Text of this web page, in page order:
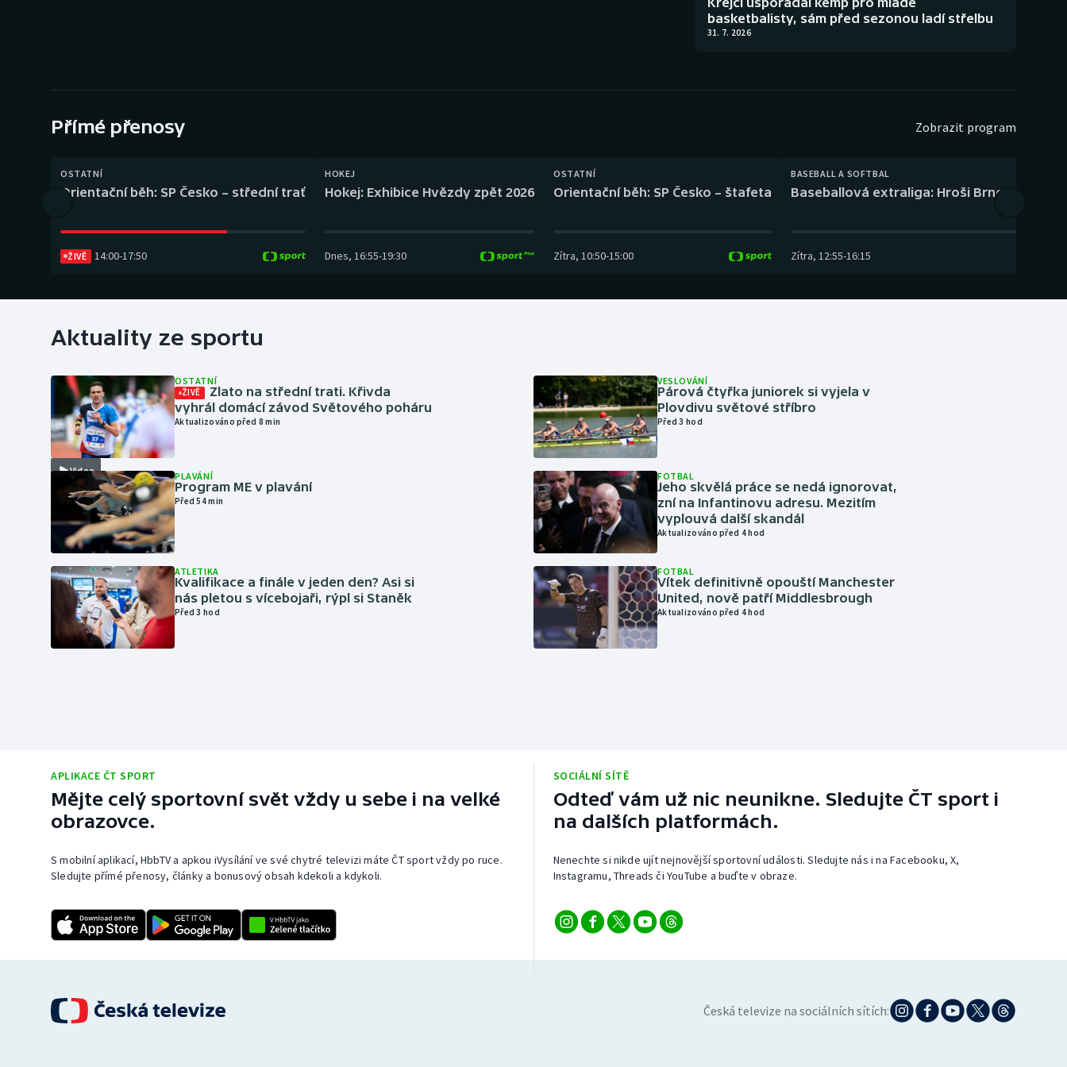
Gymnastika Plážový volejbal
basketbalisty, sám před sezonou ladí střelbu
31. 7. 2026
Přímé přenosy Zobrazit program
OSTATNÍ
Orientační běh: SP Česko – střední trať
ŽIVĚ 14:00-17:50
HOKEJ
Hokej: Exhibice Hvězdy zpět 2026
Dnes, 16:55-19:30
OSTATNÍ
Orientační běh: SP Česko – štafeta
Zítra, 10:50-15:00
BASEBALL A SOFTBAL
Baseballová extraliga: Hroši Brno – Eagles
Zítra, 12:55-16:15
Aktuality ze sportu
Video
OSTATNÍ
ŽIVĚ
Zlato na střední trati. Křivda
vyhrál domácí závod Světového poháru
Aktualizováno před 8 min
PLAVÁNÍ
Program ME v plavání
Před 54 min
ATLETIKA
Kvalifikace a finále v jeden den? Asi si
nás pletou s vícebojaři, rýpl si Staněk
Před 3 hod
VESLOVÁNÍ
Párová čtyřka juniorek si vyjela v
Plovdivu světové stříbro
Před 3 hod
FOTBAL
Jeho skvělá práce se nedá ignorovat,
zní na Infantinovu adresu. Mezitím
vyplouvá další skandál
Aktualizováno před 4 hod
FOTBAL
Vítek definitivně opouští Manchester
United, nově patří Middlesbrough
Aktualizováno před 4 hod
APLIKACE ČT SPORT
Mějte celý sportovní svět vždy u sebe i na velké
obrazovce.
S mobilní aplikací, HbbTV a apkou iVysílání ve své chytré televizi máte ČT sport vždy po ruce.
Sledujte přímé přenosy, články a bonusový obsah kdekoli a kdykoli.
SOCIÁLNÍ SÍTĚ
Odteď vám už nic neunikne. Sledujte ČT sport i
na dalších platformách.
Nenechte si nikde ujít nejnovější sportovní události. Sledujte nás i na Facebooku, X,
Instagramu, Threads či YouTube a buďte v obraze.
Česká televize na sociálních sítích: